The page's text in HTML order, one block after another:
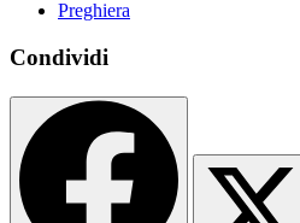
Preghiera
Condividi